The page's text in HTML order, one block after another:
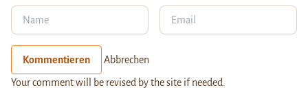
Kommentieren Abbrechen
Your comment will be revised by the site if needed.